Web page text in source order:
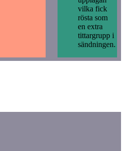
vilka fick
rösta som
en extra
tittargrupp i
sändningen.